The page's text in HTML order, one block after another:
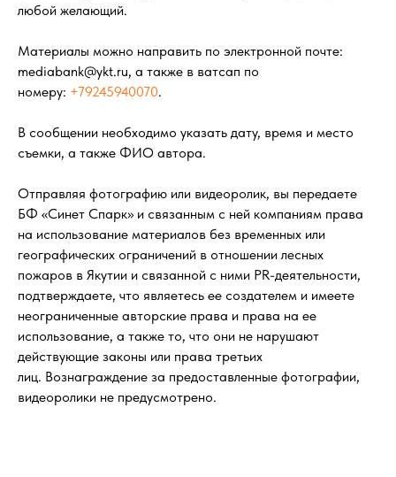
любой желающий.
Материалы можно направить по электронной почте:
mediabank@ykt.ru, а также в ватсап по
номеру: +79245940070.
В сообщении необходимо указать дату, время и место
съемки, а также ФИО автора.
Отправляя фотографию или видеоролик, вы передаете
БФ «Синет Спарк» и связанным с ней компаниям права
на использование материалов без временных или
географических ограничений в отношении лесных
пожаров в Якутии и связанной с ними PR-деятельности,
подтверждаете, что являетесь ее создателем и имеете
неограниченные авторские права и права на ее
использование, а также то, что они не нарушают
действующие законы или права третьих
лиц. Вознаграждение за предоставленные фотографии,
видеоролики не предусмотрено.